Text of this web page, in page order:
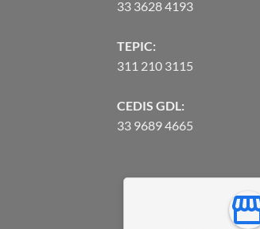
33 3628 4193
TEPIC:
311 210 3115
CEDIS GDL:
33 9689 4665